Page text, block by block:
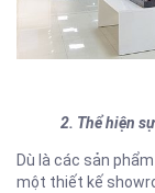
2. Thể hiện
Dù là các sản
một thiết kế